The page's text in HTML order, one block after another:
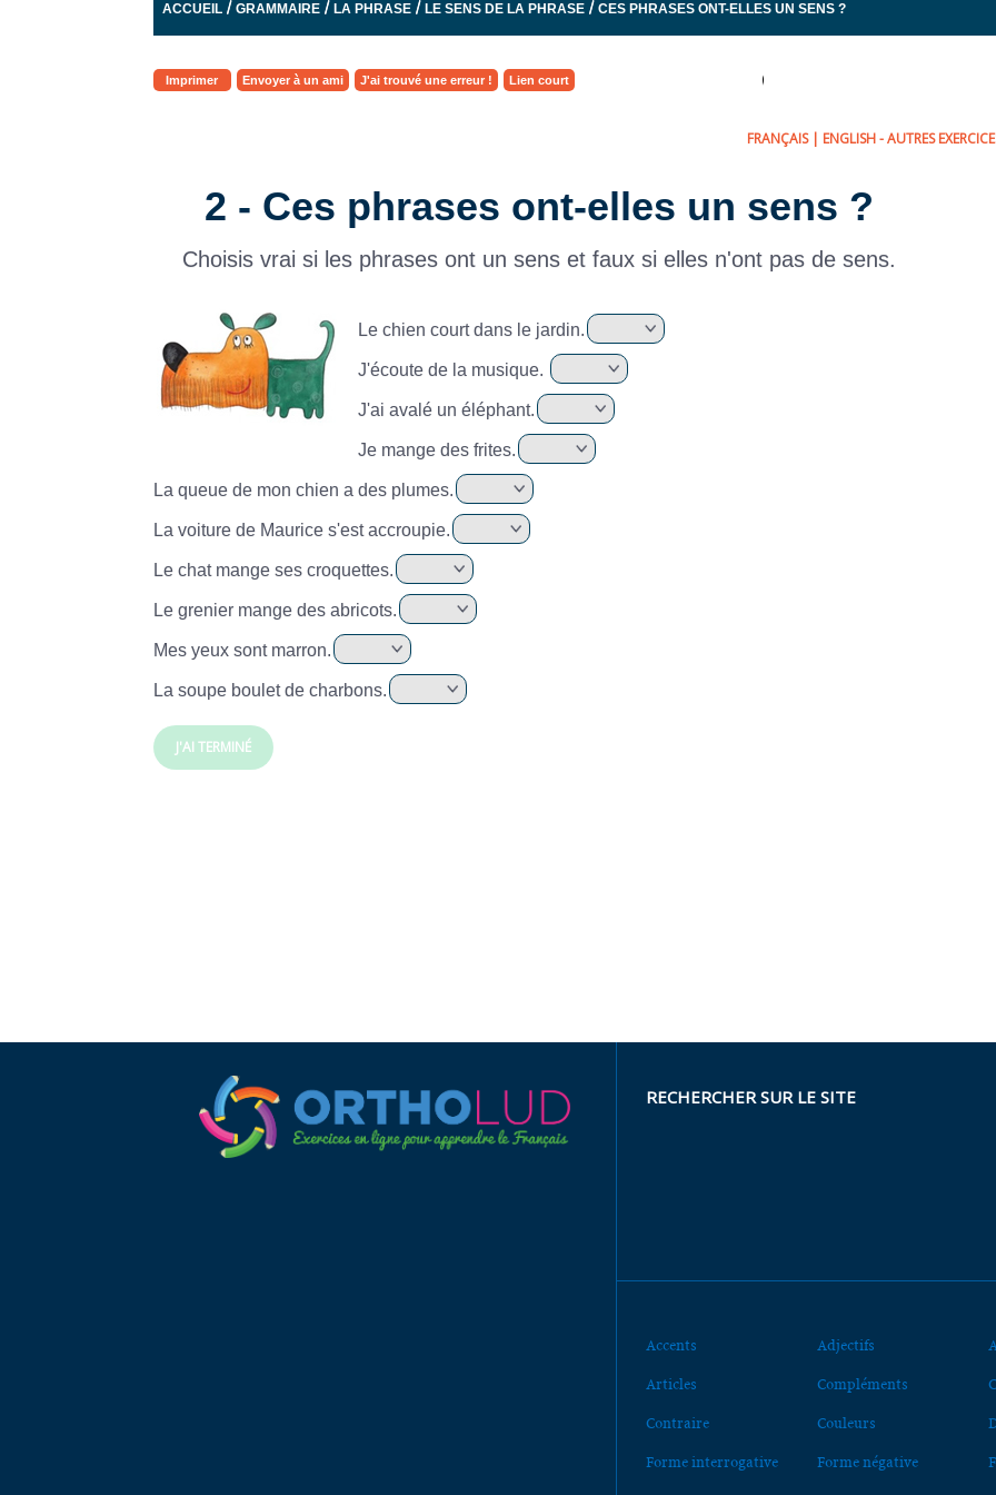
ACCUEIL /GRAMMAIRE /LA PHRASE /LE SENS DE LA PHRASE /CES PHRASES ONT-ELLES UN SENS ?
Imprimer Envoyer à un ami J'ai trouvé une erreur ! Lien court
FRANÇAIS| ENGLISH- AUTRES
2 - Ces phrases ont-elles un sens ?
Choisis vrai si les phrases ont un sens et faux si elles n'ont pas de sens.
Le chien court dans le jardin.
J'écoute de la musique.
J'ai avalé un éléphant.
Je mange des frites.
La queue de mon chien a des plumes.
La voiture de Maurice s'est accroupie.
Le chat mange ses croquettes.
Le grenier mange des abricots.
Mes yeux sont marron.
La soupe boulet de charbons.
J'AI TERMINÉ
RECHERCHER SUR LE SITE
Accents Adjectifs
Articles Compléments
Contraire Couleurs
Forme interrogative Forme négative